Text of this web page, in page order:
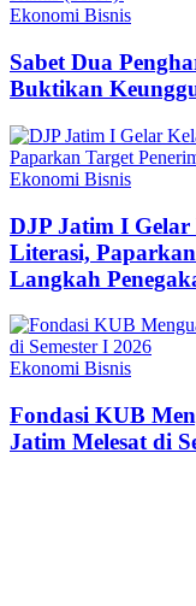
Ekonomi Bisnis
Sabet Dua
Buktikan
Ekonomi Bisnis
DJP Jatim I
Literasi,
Langkah
Ekonomi Bisnis
Fondasi KUB
Jatim Melesat di